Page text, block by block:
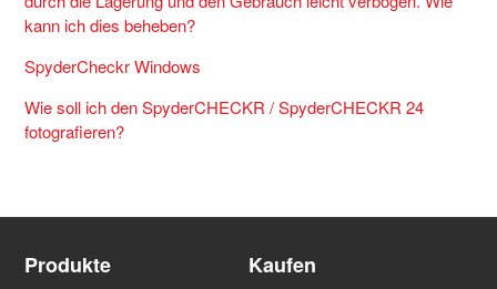
kann ich dies beheben?
SpyderCheckr Windows
Wie soll ich den SpyderCHECKR / SpyderCHECKR 24
fotografieren?
Produkte Kaufen